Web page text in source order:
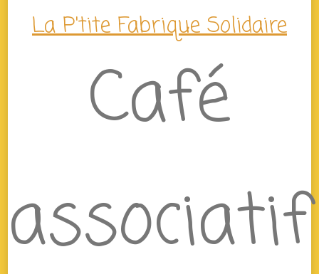
La P'tite Fabrique Solidaire
Café
associatif